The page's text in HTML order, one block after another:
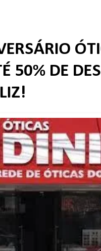
50% DE